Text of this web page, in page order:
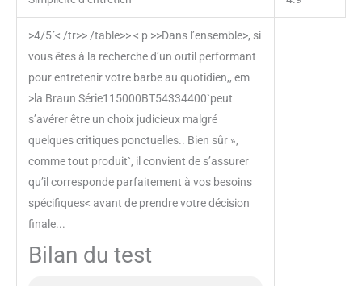
>4/5´< /tr>> /table>> < p >>Dans l’ensemble>, si
vous êtes à la recherche d’un outil performant
pour entretenir votre barbe au quotidien,, em
>la Braun Série115000BT54334400`peut
s’avérer être un choix judicieux malgré
quelques critiques ponctuelles.. Bien sûr »,
comme tout produit`, il convient de s’assurer
qu’il corresponde parfaitement à vos besoins
spécifiques< avant de prendre votre décision
finale...
Bilan du test